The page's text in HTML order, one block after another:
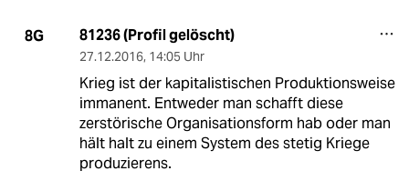
8G 81236 (Profil gelöscht)
27.12.2016, 14:05 Uhr
Krieg ist der kapitalistischen Produktionsweise
immanent. Entweder man schafft diese
zerstörische Organisationsform hab oder man
hält halt zu einem System des stetig Kriege
produzierens.